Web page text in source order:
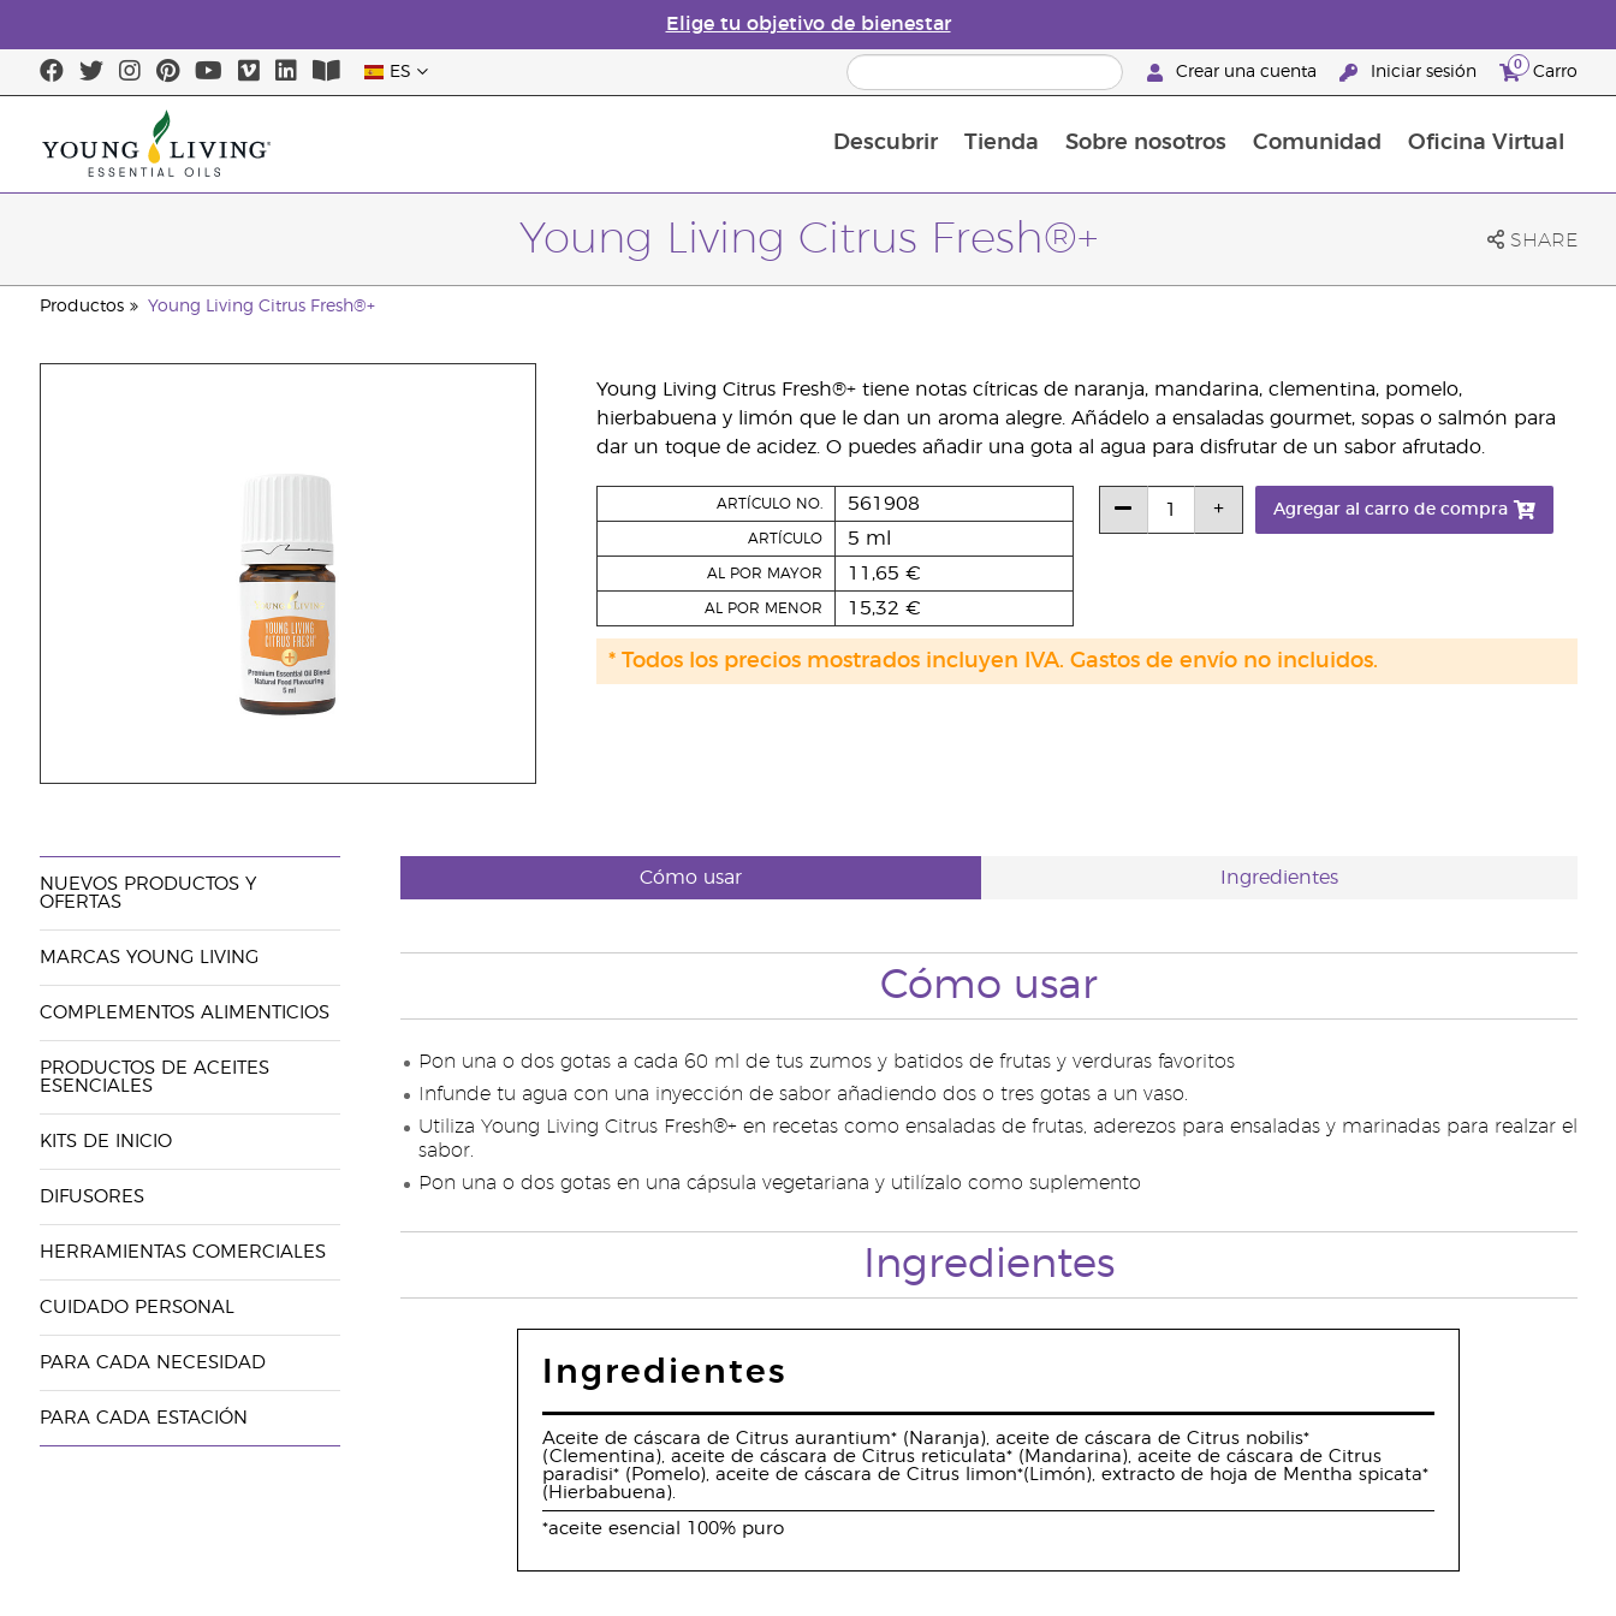
Elige tu objetivo de bienestar
ES Crear una cuenta Iniciar sesión 0 Carro
Descubrir Tienda Sobre nosotros Comunidad Oficina Virtual
Young Living Citrus Fresh®+ SHARE
Productos Young Living Citrus Fresh®+
Young Living Citrus Fresh®+ tiene notas cítricas de naranja, mandarina, clementina, pomelo,
hierbabuena y limón que le dan un aroma alegre. Añádelo a ensaladas gourmet, sopas o salmón para
dar un toque de acidez. O puedes añadir una gota al agua para disfrutar de un sabor afrutado.
ARTÍCULO NO. 561908
ARTÍCULO 5 ml
AL POR MAYOR 11,65 €
AL POR MENOR 15,32 €
Agregar al carro de compra
* Todos los precios mostrados incluyen IVA. Gastos de envío no incluidos.
NUEVOS PRODUCTOS Y
OFERTAS
MARCAS YOUNG LIVING
COMPLEMENTOS ALIMENTICIOS
PRODUCTOS DE ACEITES
ESENCIALES
KITS DE INICIO
DIFUSORES
HERRAMIENTAS COMERCIALES
CUIDADO PERSONAL
PARA CADA NECESIDAD
PARA CADA ESTACIÓN
Cómo usar Ingredientes
Cómo usar
Pon una o dos gotas a cada 60 ml de tus zumos y batidos de frutas y verduras favoritos
Infunde tu agua con una inyección de sabor añadiendo dos o tres gotas a un vaso.
Utiliza Young Living Citrus Fresh®+ en recetas como ensaladas de frutas, aderezos para ensaladas y marinadas para realzar el
sabor.
Pon una o dos gotas en una cápsula vegetariana y utilízalo como suplemento
Ingredientes
Ingredientes
Aceite de cáscara de Citrus aurantium* (Naranja), aceite de cáscara de Citrus nobilis*
(Clementina), aceite de cáscara de Citrus reticulata* (Mandarina), aceite de cáscara de Citrus
paradisi* (Pomelo), aceite de cáscara de Citrus limon*(Limón), extracto de hoja de Mentha spicata*
(Hierbabuena).
*aceite esencial 100% puro